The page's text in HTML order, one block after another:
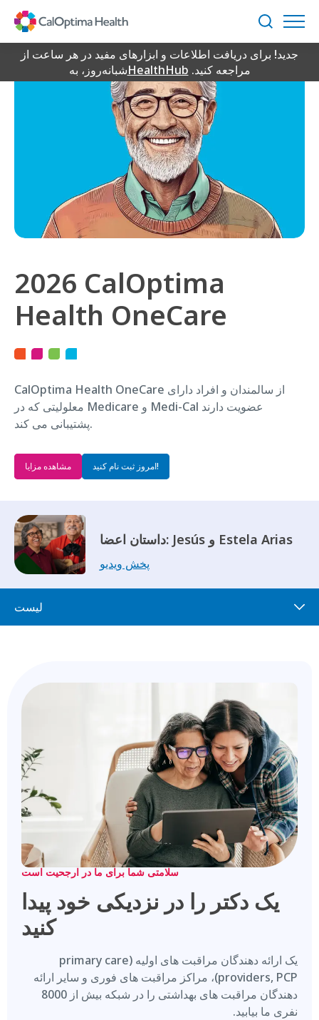
Content
جستجو
جدید! برای دریافت اطلاعات و ابزارهای مفید در هر ساعت از
شبانه‌روز، بهHealthHub مراجعه کنید.
2026 CalOptima
Health OneCare
CalOptima Health OneCare از سالمندان و افراد دارای
معلولیتی که در Medicare و Medi-Cal عضویت دارند
پشتیبانی می کند.
مشاهده مزایا امروز ثبت نام کنید!
داستان اعضا: Jesús و Estela Arias
پخش ویدیو
لیست
سلامتی شما برای ما در ارجحیت است
یک دکتر را در نزدیکی خود پیدا
کنید
یک ارائه دهندگان مراقبت های اولیه (primary care
providers, PCP)، مراکز مراقبت های فوری و سایر ارائه
دهندگان مراقبت های بهداشتی را در شبکه بیش از 8000
نفری ما بیابید.